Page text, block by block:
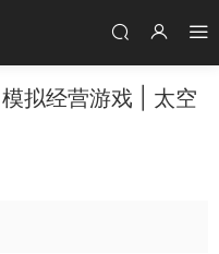
拟经营游戏 | 太空